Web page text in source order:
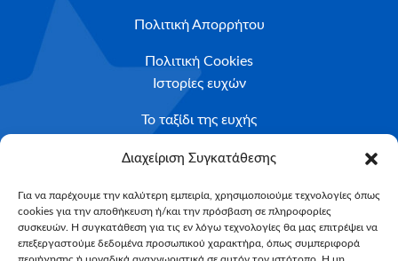
Διαχείριση Συγκατάθεσης
Για να παρέχουμε την καλύτερη εμπειρία, χρησιμοποιούμε τεχνολογίες όπως
cookies για την αποθήκευση ή/και την πρόσβαση σε πληροφορίες
συσκευών. Η συγκατάθεση για τις εν λόγω τεχνολογίες θα μας επιτρέψει να
επεξεργαστούμε δεδομένα προσωπικού χαρακτήρα, όπως συμπεριφορά
Πολιτική Απορρήτου
Πολιτική Cookies
Ιστορίες ευχών
Το ταξίδι της ευχής
Κριτήρια Καταλληλότητας
Υποβολή Αιτήματος
NEWSLETTER
Email*